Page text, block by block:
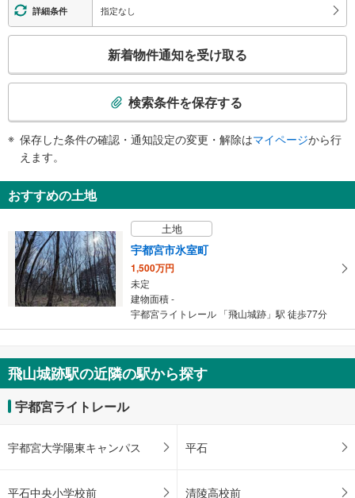
詳細条件 指定なし
検
知
を
け
取
る
・
条
マ
イ
ペ
ー
に
新着物件通知を受け取る
検索条件を保存する
保存した条件の確認・通知設定の変更・解除はマイページから行
えます。
おすすめの土地
土地
宇都宮市氷室町
1,500万円
未定
建物面積 -
宇都宮ライトレール 「飛山城跡」駅 徒歩77分
飛山城跡駅の近隣の駅から探す
宇都宮ライトレール
宇都宮大学陽東キャンパス 平石
平石中央小学校前 清陵高校前